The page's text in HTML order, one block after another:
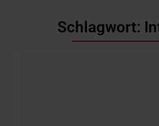
Schlagwort: